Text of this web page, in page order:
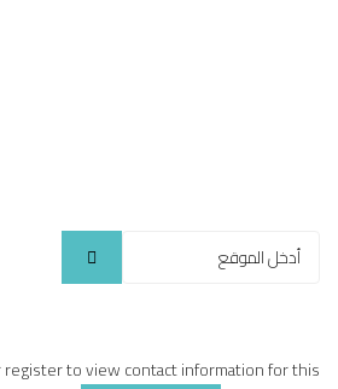
register to view contact information for this